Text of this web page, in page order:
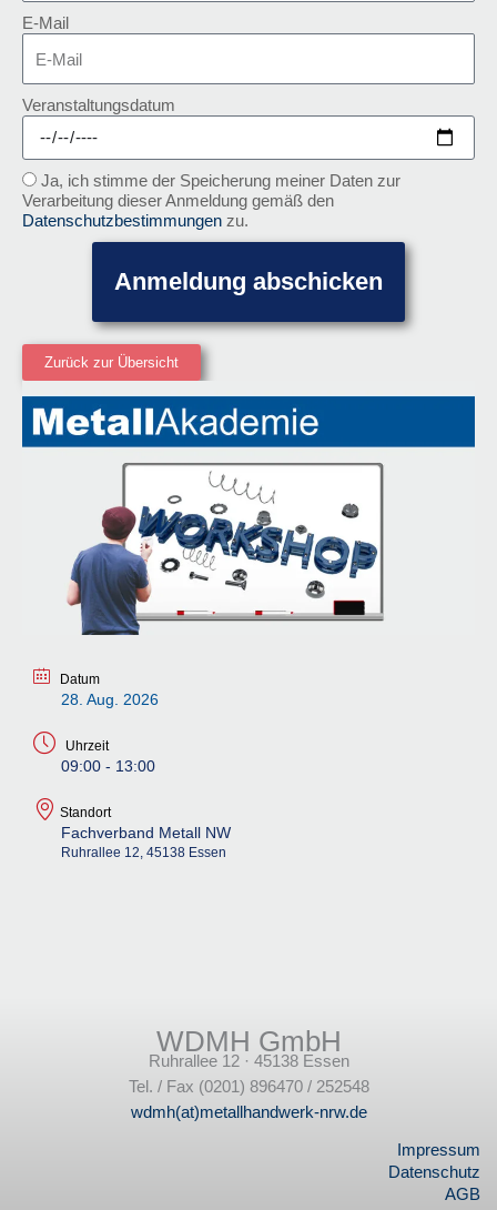
E-Mail
Veranstaltungsdatum
Ja, ich stimme der Speicherung meiner Daten zur
Verarbeitung dieser Anmeldung gemäß den
Datenschutzbestimmungen zu.
Anmeldung abschicken
Zurück zur Übersicht
Datum
28. Aug. 2026
Uhrzeit
09:00 - 13:00
Standort
Fachverband Metall NW
Ruhrallee 12, 45138 Essen
WDMH GmbH
Ruhrallee 12 · 45138 Essen
Tel. / Fax (0201) 896470 / 252548
wdmh(at)metallhandwerk-nrw.de
Impressum
Datenschutz
AGB